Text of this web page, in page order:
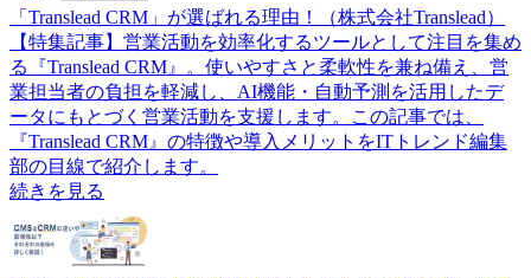
「Translead CRM」が選ばれる理由！（株式会社Translead）
【特集記事】営業活動を効率化するツールとして注目を集め
る『Translead CRM』。使いやすさと柔軟性を兼ね備え、営
業担当者の負担を軽減し、AI機能・自動予測を活用したデ
ータにもとづく営業活動を支援します。この記事では、
『Translead CRM』の特徴や導入メリットをITトレンド編集
部の目線で紹介します。
続きを見る